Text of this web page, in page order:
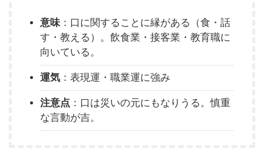
意味：口に関することに縁がある（食・話
す・教える）。飲食業・接客業・教育職に
向いている。
運気 ：表現運・職業運に強み
注意点 ：口は災いの元にもなりうる。慎重
な言動が吉。